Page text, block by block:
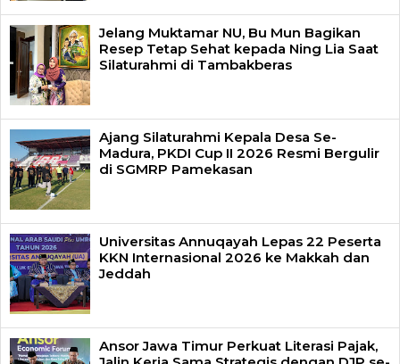
Jelang Muktamar NU, Bu Mun Bagikan
Resep Tetap Sehat kepada Ning Lia Saat
Silaturahmi di Tambakberas
Ajang Silaturahmi Kepala Desa Se-
Madura, PKDI Cup II 2026 Resmi Bergulir
di SGMRP Pamekasan
Universitas Annuqayah Lepas 22 Peserta
KKN Internasional 2026 ke Makkah dan
Jeddah
Ansor Jawa Timur Perkuat Literasi Pajak,